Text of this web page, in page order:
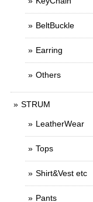
BeltBuckle
Earring
Others
STRUM
LeatherWear
Tops
Shirt&Vest etc
Pants